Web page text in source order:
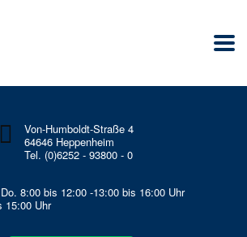
Von-Humboldt-Straße 4
64646 Heppenheim
Tel. (0)6252 - 93800 - 0
8:00 bis 12:00 -13:00 bis 16:00 Uhr
15:00 Uhr